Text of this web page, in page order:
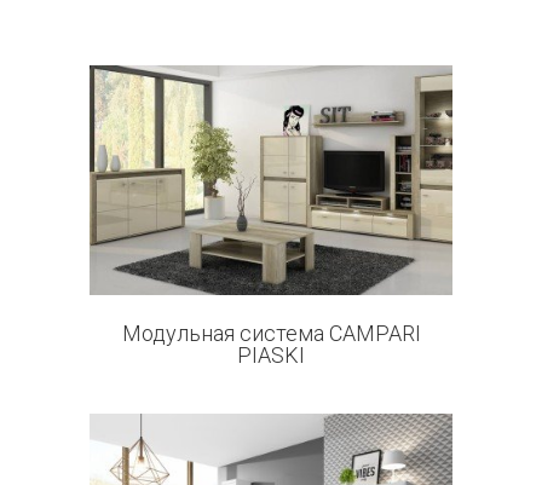
7 products
Модульная система CAMPARI
PIASKI